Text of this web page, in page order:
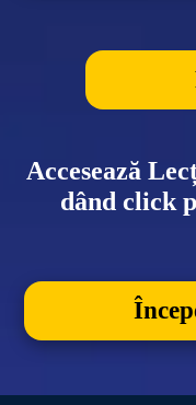
Accesează
dând click